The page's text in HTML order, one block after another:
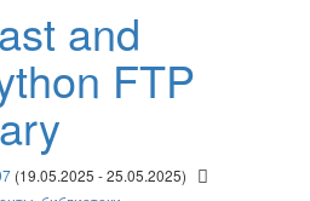
and
FTP
(19.05.2025 - 25.05.2025)